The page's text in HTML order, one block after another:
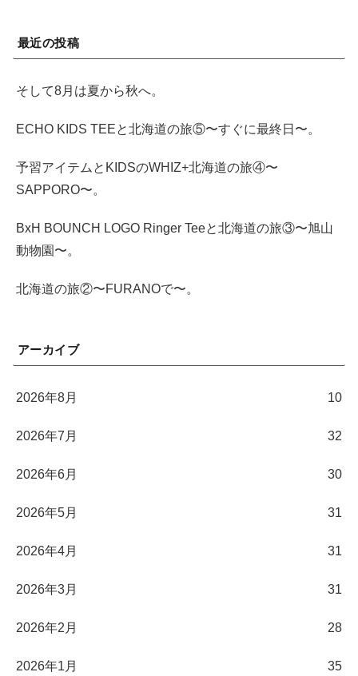
最近の投稿
そして8月は夏から秋へ。
ECHO KIDS TEEと北海道の旅⑤〜すぐに最終日〜。
予習アイテムとKIDSのWHIZ+北海道の旅④〜
SAPPORO〜。
BxH BOUNCH LOGO Ringer Teeと北海道の旅③〜旭山
動物園〜。
北海道の旅②〜FURANOで〜。
アーカイブ
2026年8月 10
2026年7月 32
2026年6月 30
2026年5月 31
2026年4月 31
2026年3月 31
2026年2月 28
2026年1月 35